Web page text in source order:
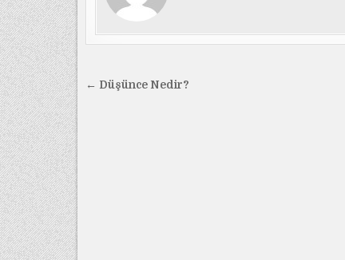
Yazı
← Düşünce Nedir?